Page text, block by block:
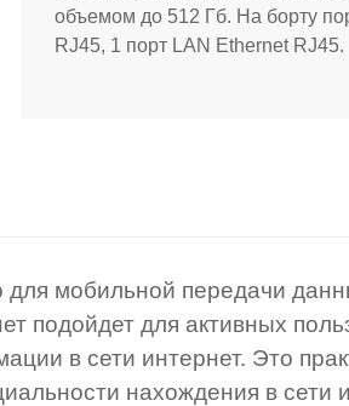
объемом до 512 Гб. На борту
RJ45, 1 порт LAN Ethernet RJ45.
для мобильной передачи
подойдет для активных
в сети интернет. Это
нахождения в сети